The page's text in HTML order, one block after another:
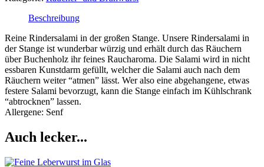
Beschreibung
Reine Rindersalami in der großen Stange. Unsere Rindersalami in
der Stange ist wunderbar würzig und erhält durch das Räuchern
über Buchenholz ihr feines Raucharoma. Die Salami wird in nicht
essbaren Kunstdarm gefüllt, welcher die Salami auch nach dem
Räuchern weiter “atmen” lässt. Wer also eine abgehangene, etwas
festere Salami bevorzugt, kann die Stange einfach im Kühlschrank
“abtrocknen” lassen.
Allergene: Senf
Auch lecker...